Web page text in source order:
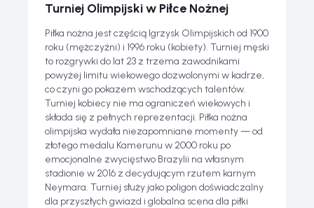
Turniej Olimpijski w Piłce Nożnej
Piłka nożna jest częścią Igrzysk Olimpijskich od 1900
roku (mężczyźni) i 1996 roku (kobiety). Turniej męski
to rozgrywki do lat 23 z trzema zawodnikami
powyżej limitu wiekowego dozwolonymi w kadrze,
co czyni go pokazem wschodzących talentów.
Turniej kobiecy nie ma ograniczeń wiekowych i
składa się z pełnych reprezentacji. Piłka nożna
olimpijska wydała niezapomniane momenty — od
złotego medalu Kamerunu w 2000 roku po
emocjonalne zwycięstwo Brazylii na własnym
stadionie w 2016 z decydującym rzutem karnym
Neymara. Turniej służy jako poligon doświadczalny
dla przyszłych gwiazd i globalna scena dla piłki